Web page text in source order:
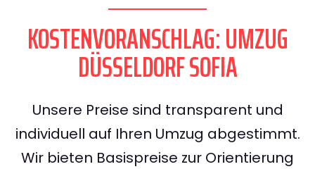
KOSTENVORANSCHLAG: UMZUG
DÜSSELDORF SOFIA
Unsere Preise sind transparent und
individuell auf Ihren Umzug abgestimmt.
Wir bieten Basispreise zur Orientierung